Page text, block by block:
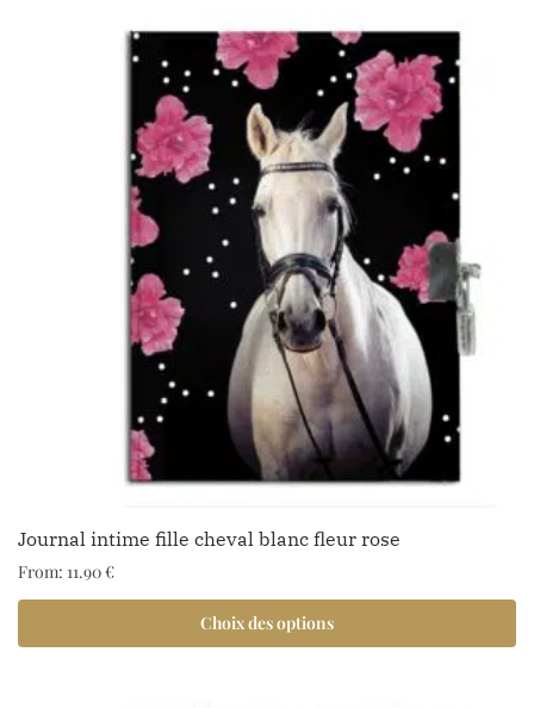
Journal intime fille cheval blanc fleur rose
From: 11.90€
Choix des options